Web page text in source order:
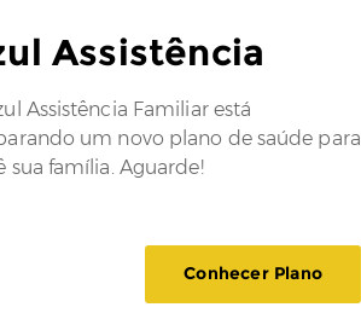
Assistência
Assistência Familiar está
um novo plano de saúde para
sua família. Aguarde!
Conhecer Plano